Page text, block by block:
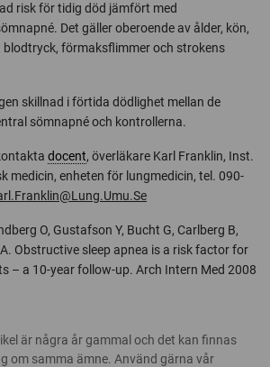
risk för tidig död jämfört med
Det gäller oberoende av ålder, kön,
förmaksflimmer och strokens
skillnad i förtida dödlighet mellan de
sömnapné och kontrollerna.
docent, överläkare Karl Franklin, Inst.
medicin, enheten för lungmedicin, tel. 090-
O, Gustafson Y, Bucht G, Carlberg B,
Obstructive sleep apnea is a risk factor for
– a 10-year follow-up. Arch Intern Med 2008
är några år gammal och det kan finnas
om samma ämne. Använd gärna vår